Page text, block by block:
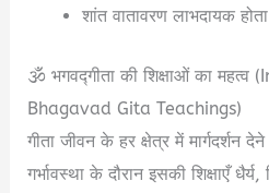
शांत वातावरण लाभदायक
🕉️ भगवद्गीता की शिक्षाओं का
Bhagavad Gita Teachings)
गीता जीवन के हर क्षेत्र में मार्गदर्शन
गर्भावस्था के दौरान इसकी शिक्षाएँ